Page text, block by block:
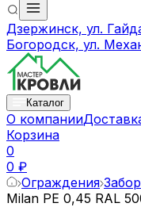
Дзержинск, ул.
Богородск, ул.
Каталог
О компании
Корзина
0
0 ₽
Ограждения
Milan PE 0,45 RAL